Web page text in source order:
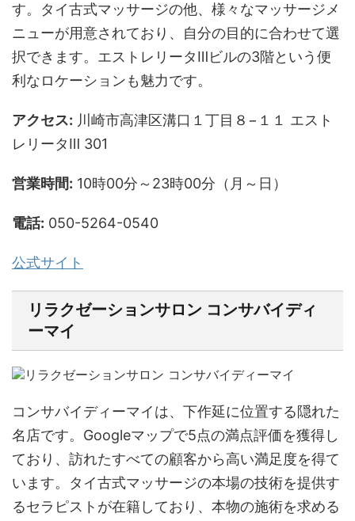
す。タイ古式マッサージの他、様々なマッサージメ
ニューが用意されており、自分の目的に合わせて選
択できます。エストレリータⅢビルの3階という便
利なロケーションも魅力です。
アクセス: 川崎市高津区溝口１丁目８−１１ エスト
レリータⅢ 301
営業時間: 10時00分～23時00分（月～日）
電話: 050-5264-0540
公式サイト
リラクゼーションサロン コンサバイディ
ーマイ
コンサバイディーマイは、下作延に位置する隠れた
名店です。Googleマップで5点の満点評価を獲得し
ており、訪れたすべての顧客から高い満足度を得て
います。タイ古式マッサージの本場の技術を提供す
るセラピストが在籍しており、本物の施術を求める